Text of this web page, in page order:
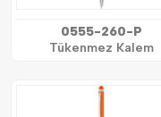
0555-260-P
Tükenmez Kalem